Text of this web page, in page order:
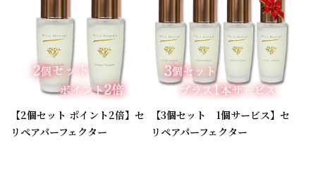
【2個セット ポイント2倍】セ
リペアパーフェクター
【3個セット 1個サービス】セ
リペアパーフェクター